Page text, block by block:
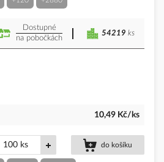
Dostupné
na pobočkách
54219 ks
10,49 Kč/ks
ks do košíku